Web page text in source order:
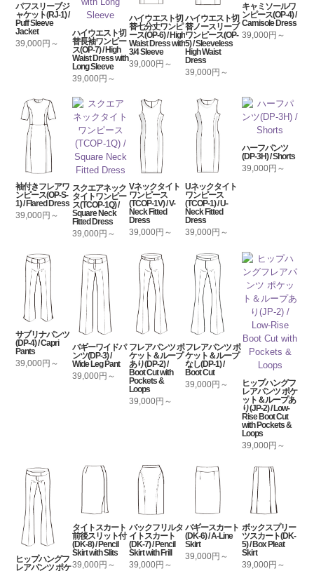
パフスリーブジ
ャケット(RJ-1) /
Puff Sleeve
Jacket
39,000円～
ハイウエスト切
替長袖ワンピー
ス(OP-7) / High
Waist Dress with
Long Sleeve
39,000円～
ハイウエスト切
替七分丈ワンピ
ース(OP-6) / High
Waist Dress with
3/4 Sleeve
39,000円～
ハイウエスト切
替ノースリーブ
ワンピース(OP-
5) / Sleeveless
High Waist
Dress
39,000円～
キャミソールワ
ンピース(OP-4) /
Camisole Dress
39,000円～
袖付きフレアワ
ンピース(OP-S-
1) / Flared Dress
39,000円～
スクエアネック
タイトワンピー
ス(TCOP-1Q) /
Square Neck
Fitted Dress
39,000円～
Vネックタイト
ワンピース
(TCOP-1V) / V-
Neck Fitted
Dress
39,000円～
Uネックタイト
ワンピース
(TCOP-1) / U-
Neck Fitted
Dress
39,000円～
ハーフパンツ
(DP-3H) / Shorts
39,000円～
サブリナパンツ
(DP-4) / Capri
Pants
39,000円～
バギーワイドパ
ンツ(DP-3) /
Wide Leg Pant
39,000円～
フレアパンツ ポ
ケット＆ループ
あり(DP-2) /
Boot Cut with
Pockets &
Loops
39,000円～
フレアパンツ ポ
ケット＆ループ
なし(DP-1) /
Boot Cut
39,000円～
ヒップハングフ
レアパンツ ポケ
ット＆ループあ
り(JP-2) / Low-
Rise Boot Cut
with Pockets &
Loops
39,000円～
ヒップハングフ
レアパンツ ポケ
タイトスカート
前後スリット付
(DK-8) / Pencil
Skirt with Slits
39,000円～
バックフリルタ
イトスカート
(DK-7) / Pencil
Skirt with Frill
39,000円～
バギースカート
(DK-6) / A-Line
Skirt
39,000円～
ボックスプリー
ツスカート(DK-
5) / Box Pleat
Skirt
39,000円～